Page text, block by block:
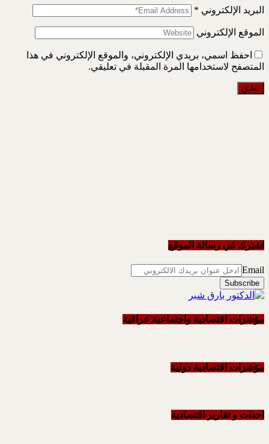
البريد الإلكتروني *
الموقع الإلكتروني
احفظ اسمي، بريدي الإلكتروني، والموقع الإلكتروني في هذا
المتصفح لاستخدامها المرة المقبلة في تعليقي.
اشترك في رسالة الموقع
Email
مؤشرات اقتصادية واجتماعية عراقية
مؤشرات اقتصادية دولية
احداث و تقاریر اقتصادیة